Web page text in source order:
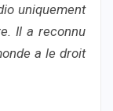
uniquement
Il a reconnu
a le droit